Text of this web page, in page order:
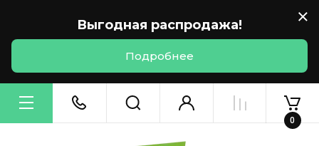
Выгодная распродажа!
Подробнее
0